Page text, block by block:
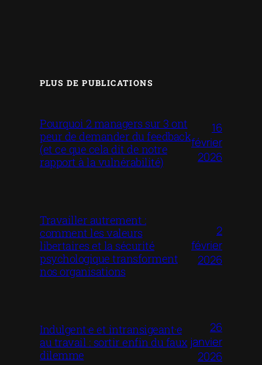
PLUS DE PUBLICATIONS
Pourquoi 2 managers sur 3 ont
peur de demander du feedback
(et ce que cela dit de notre
rapport à la vulnérabilité)
16
février
2026
Travailler autrement :
comment les valeurs
libertaires et la sécurité
psychologique transforment
nos organisations
2
février
2026
Indulgent·e et intransigeant·e
au travail : sortir enfin du faux
dilemme
26
janvier
2026